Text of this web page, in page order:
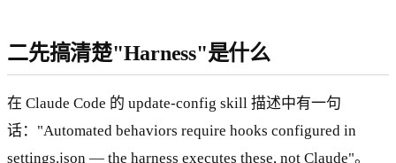
二先搞清楚"Harness"是什么
在 Claude Code 的 update-config skill 描述中有一句
话："Automated behaviors require hooks configured in
settings.json — the harness executes these, not Claude"。